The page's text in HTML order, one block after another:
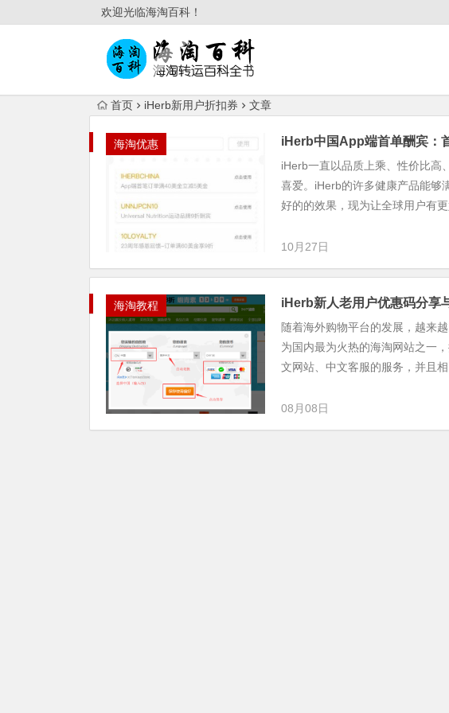
欢迎光临海淘百科！
首页 iHerb新用户折扣券 文章
海淘优惠 iHerb中国App端首单酬宾：
iHerb一直以品质上乘、性价比高
喜爱。iHerb的许多健康产品能够
好的的效果，现为让全球用户有更
10月27日
海淘教程 iHerb新人老用户优惠码分享
随着海外购物平台的发展，越来
为国内最为火热的海淘网站之一
文网站、中文客服的服务，并且相
08月08日